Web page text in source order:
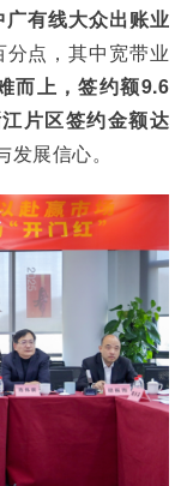
广有线大众出账业
点，其中宽带业
而上，签约额9.6
片区签约金额达
展信心。